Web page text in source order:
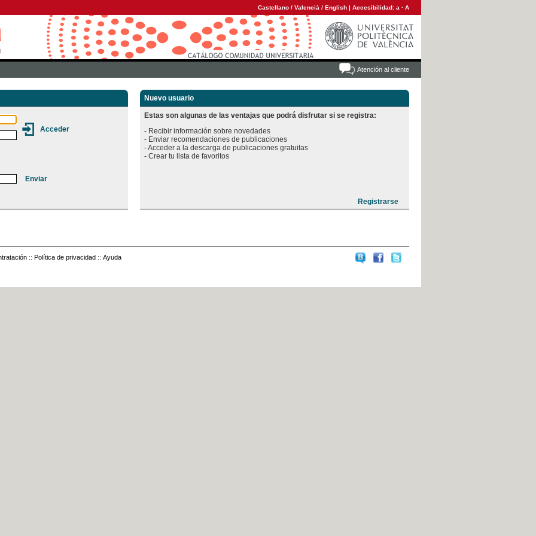
Castellano / Valencià / English | Accesibilidad: a · A
Atención al cliente
Nuevo usuario
Estas son algunas de las ventajas que podrá disfrutar si se registra:
- Recibir información sobre novedades
- Enviar recomendaciones de publicaciones
- Acceder a la descarga de publicaciones gratuitas
:: Política de privacidad :: Ayuda